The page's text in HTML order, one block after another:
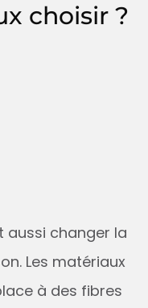
choisir ?
aussi changer la
Les matériaux
à des fibres